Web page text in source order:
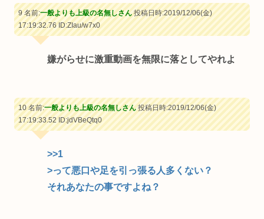
9 名前:一般よりも上級の名無しさん投稿日時:2019/12/06(金)
17:19:32.76ID:ZIau/w7x0
嫌がらせに激重動画を無限に落としてやれよ
10 名前:一般よりも上級の名無しさん投稿日時:2019/12/06(金)
17:19:33.52ID:jdVBeQtq0
>>1
>って悪口や足を引っ張る人多くない？
それあなたの事ですよね？